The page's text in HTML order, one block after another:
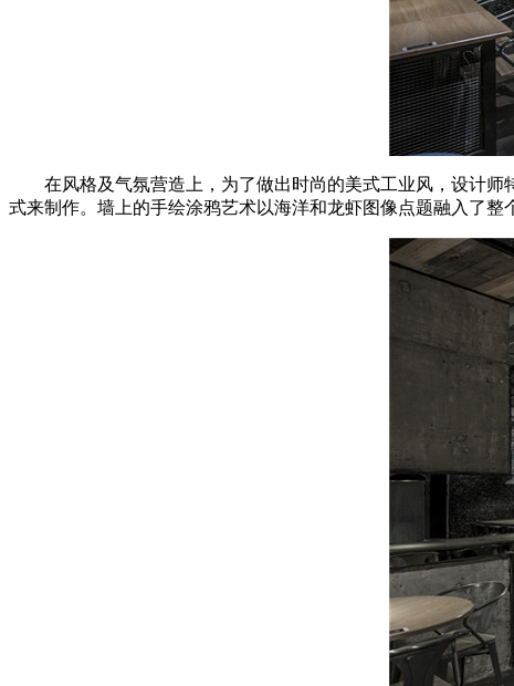
在风格及气氛营造上，为了做出时尚的美式工业风，设计
式来制作。墙上的手绘涂鸦艺术以海洋和龙虾图像点题融入了